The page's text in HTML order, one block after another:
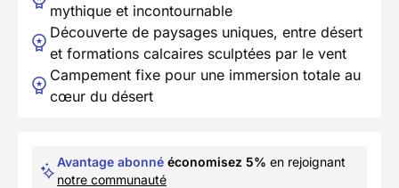
mythique et incontournable
Découverte de paysages uniques, entre désert
et formations calcaires sculptées par le vent
Campement fixe pour une immersion totale au
cœur du désert
Avantage abonné économisez 5% en rejoignant
notre communauté